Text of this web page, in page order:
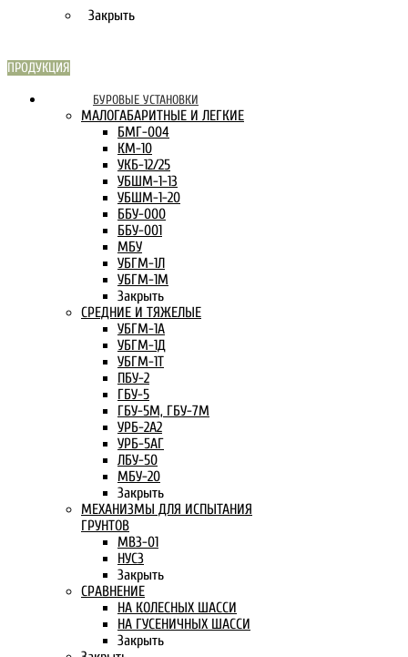
Закрыть
ПРОДУКЦИЯ
БУРОВЫЕ УСТАНОВКИ
МАЛОГАБАРИТНЫЕ И ЛЕГКИЕ
БМГ-004
КМ-10
УКБ-12/25
УБШМ-1-13
УБШМ-1-20
ББУ-000
ББУ-001
МБУ
УБГМ-1Л
УБГМ-1М
Закрыть
СРЕДНИЕ И ТЯЖЕЛЫЕ
УБГМ-1А
УБГМ-1Д
УБГМ-1Т
ПБУ-2
ГБУ-5
ГБУ-5М, ГБУ-7М
УРБ-2А2
УРБ-5АГ
ЛБУ-50
МБУ-20
Закрыть
МЕХАНИЗМЫ ДЛЯ ИСПЫТАНИЯ
ГРУНТОВ
МВЗ-01
НУСЗ
Закрыть
СРАВНЕНИЕ
НА КОЛЕСНЫХ ШАССИ
НА ГУСЕНИЧНЫХ ШАССИ
Закрыть